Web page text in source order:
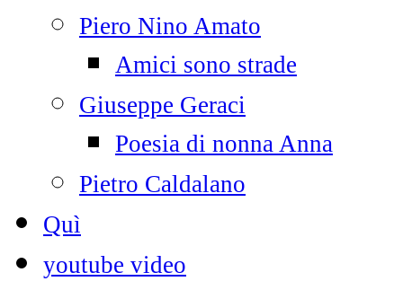
Piero Nino Amato
Amici sono strade
Giuseppe Geraci
Poesia di nonna Anna
Pietro Caldalano
Quì
youtube video